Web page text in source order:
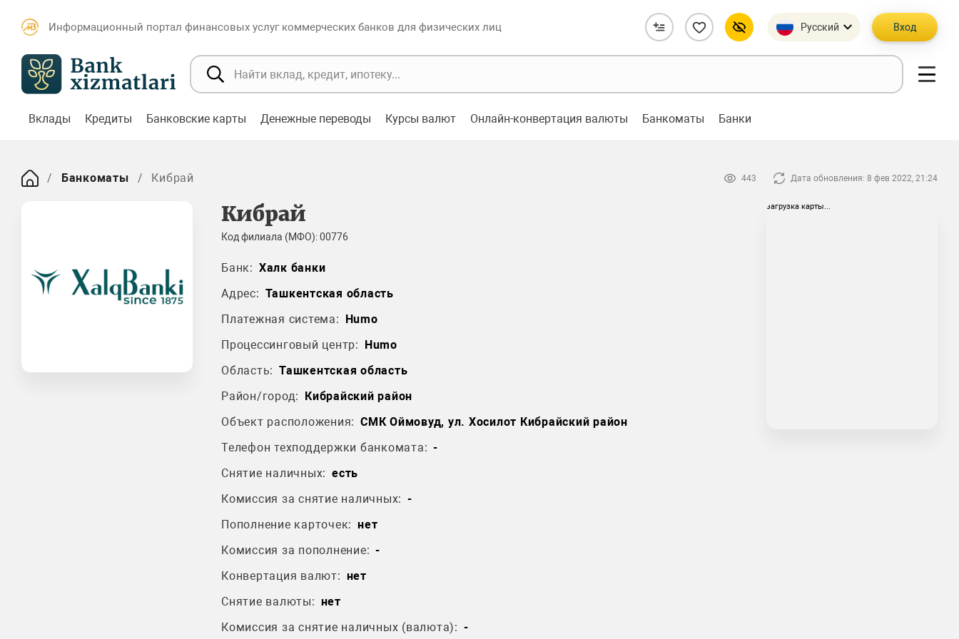
Информационный портал финансовых услуг коммерческих банков для физических лиц Русский Вход
Вклады Кредиты Банковские карты Денежные переводы Курсы валют Онлайн-конвертация валюты Банкоматы Банки
Банкоматы Кибрай 443 Дата обновления: 8 фев 2022, 21:24
Кибрай
Код филиала (МФО): 00776
Банк: Халк банки
Адрес: Ташкентская область
Платежная система: Humo
Процессинговый центр: Humo
Область: Ташкентская область
Район/город: Кибрайский район
Объект расположения: СМК Оймовуд, ул. Хосилот Кибрайский район
Телефон техподдержки банкомата: -
Снятие наличных: есть
Комиссия за снятие наличных: -
Пополнение карточек: нет
Комиссия за пополнение: -
Конвертация валют: нет
Снятие валюты: нет
Комиссия за снятие наличных (валюта): -
загрузка карты...